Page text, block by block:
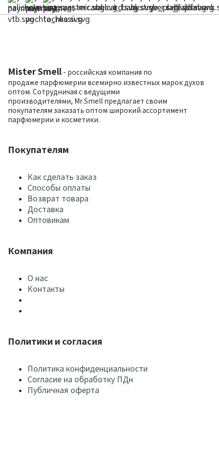
Mister Smell - российская компания по
продаже парфюмерии всемирно известных марок духов
оптом. Сотрудничая с ведущими
производителями, Mr.Smell предлагает своим
покупателям заказать оптом широкий ассортимент
парфюмерии и косметики.
Покупателям
Как сделать заказ
Способы оплаты
Возврат товара
Доставка
Оптовикам
Компания
О нас
Контакты
Политики и согласия
Политика конфиденциальности
Согласие на обработку ПДн
Публичная оферта